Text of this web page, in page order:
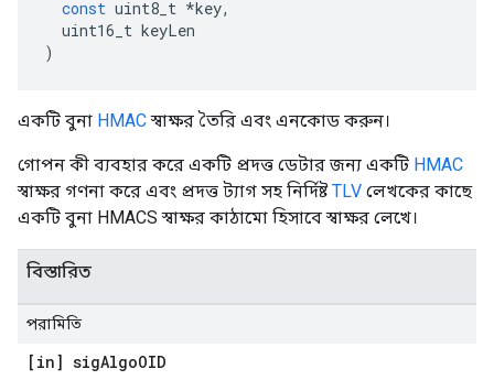
const uint8_t *key,
uint16_t keyLen
)
একটি বুনা HMACস্বাক্ষর তৈরি এবং এনকোড করুন।
গোপন কী ব্যবহার করে একটি প্রদত্ত ডেটার জন্য একটি HMAC
স্বাক্ষর গণনা করে এবং প্রদত্ত ট্যাগ সহ নির্দিষ্টTLV লেখকের কাছে
একটি বুনা HMACS স্বাক্ষর কাঠামো হিসাবে স্বাক্ষর লেখে।
বিস্তারিত
পরামিতি
[in] sigAlgoOID